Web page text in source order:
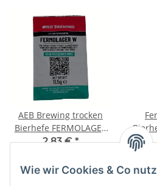
Wie wir Cookies & Co
AEB Brewing trocken
Bierhefe FERMOLAGER
W
2,83 €*